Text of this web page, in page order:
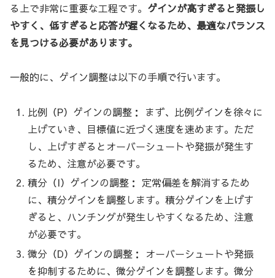
る上で非常に重要な工程です。 ゲインが高すぎると発振し
やすく、低すぎると応答が遅くなるため、最適なバランス
を見つける必要があります。
一般的に、ゲイン調整は以下の手順で行います。
比例（P）ゲインの調整： まず、比例ゲインを徐々に
上げていき、目標値に近づく速度を速めます。ただ
し、上げすぎるとオーバーシュートや発振が発生す
るため、注意が必要です。
積分（I）ゲインの調整： 定常偏差を解消するため
に、積分ゲインを調整します。積分ゲインを上げす
ぎると、ハンチングが発生しやすくなるため、注意
が必要です。
微分（D）ゲインの調整： オーバーシュートや発振
を抑制するために、微分ゲインを調整します。微分